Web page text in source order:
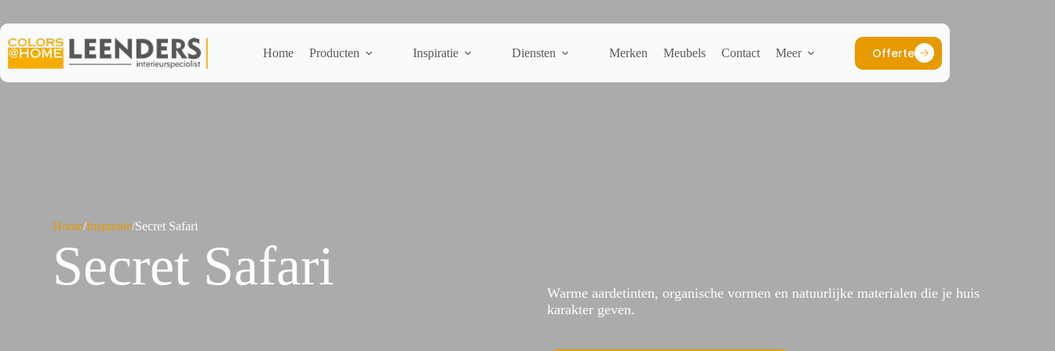
de
inhoud
Home Producten Inspiratie Diensten Merken Meubels Contact Meer Offerte
Home/Inspiratie/Secret Safari
Secret Safari
Warme aardetinten, organische vormen en natuurlijke materialen die je huis
karakter geven.